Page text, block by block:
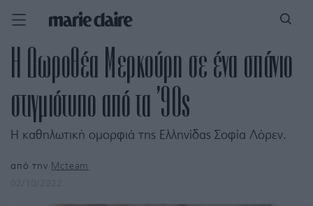
H Δωροθέα Μερκούρη σε ένα σπάνιο
στιγμιότυπο από τα ’90s
Η καθηλωτική ομορφιά της Ελληνίδας Σοφία Λόρεν.
από την Mcteam